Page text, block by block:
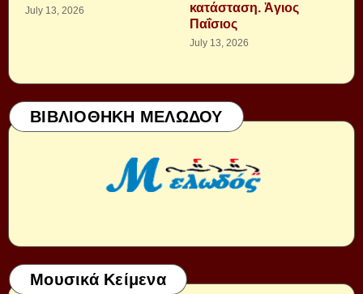
July 13, 2026
κατάσταση. Ἁγιος
Παΐσιος
July 13, 2026
ΒΙΒΛΙΟΘΗΚΗ ΜΕΛΩΔΟΥ
Μουσικά Κείμενα